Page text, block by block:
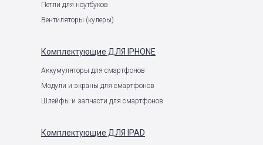
Петли для ноутбуков
Вентиляторы (кулеры)
Комплектующие ДЛЯ IPHONE
Аккумуляторы для смартфонов
Модули и экраны для смартфонов
Шлейфы и запчасти для смартфонов
Комплектующие ДЛЯ IPAD